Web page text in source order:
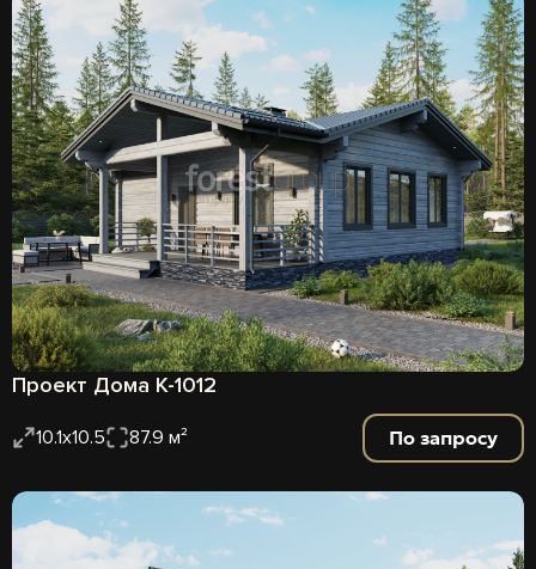
Проект Дома К-1012
10.1x10.5 87.9 м² По запросу